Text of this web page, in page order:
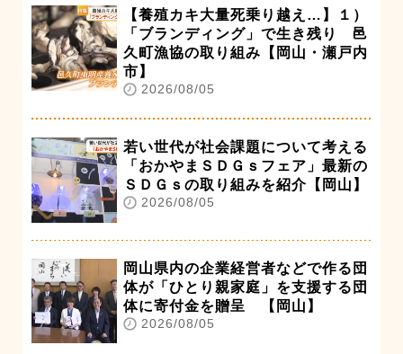
【養殖カキ大量死乗り越え…】１）
「ブランディング」で生き残り 邑
久町漁協の取り組み【岡山・瀬戸内
市】
2026/08/05
若い世代が社会課題について考える
「おかやまＳＤＧｓフェア」最新の
ＳＤＧｓの取り組みを紹介【岡山】
2026/08/05
岡山県内の企業経営者などで作る団
体が「ひとり親家庭」を支援する団
体に寄付金を贈呈 【岡山】
2026/08/05